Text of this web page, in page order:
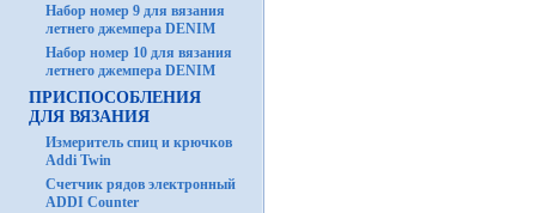
Набор номер 9 для вязания
летнего джемпера DENIM
Набор номер 10 для вязания
летнего джемпера DENIM
ПРИСПОСОБЛЕНИЯ
ДЛЯ ВЯЗАНИЯ
Измеритель спиц и крючков
Addi Twin
Счетчик рядов электронный
ADDI Counter